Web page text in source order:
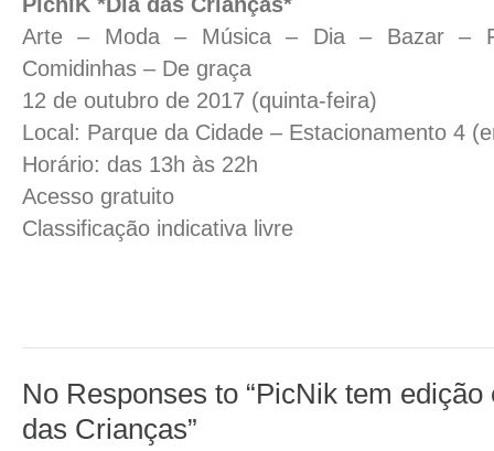
Arte – Moda – Música – Dia – Bazar –
Comidinhas – De graça
12 de outubro de 2017 (quinta-feira)
Local: Parque da Cidade – Estacionamento 4
Horário: das 13h às 22h
Acesso gratuito
Classificação indicativa livre
No Responses to “PicNik tem
das Crianças”